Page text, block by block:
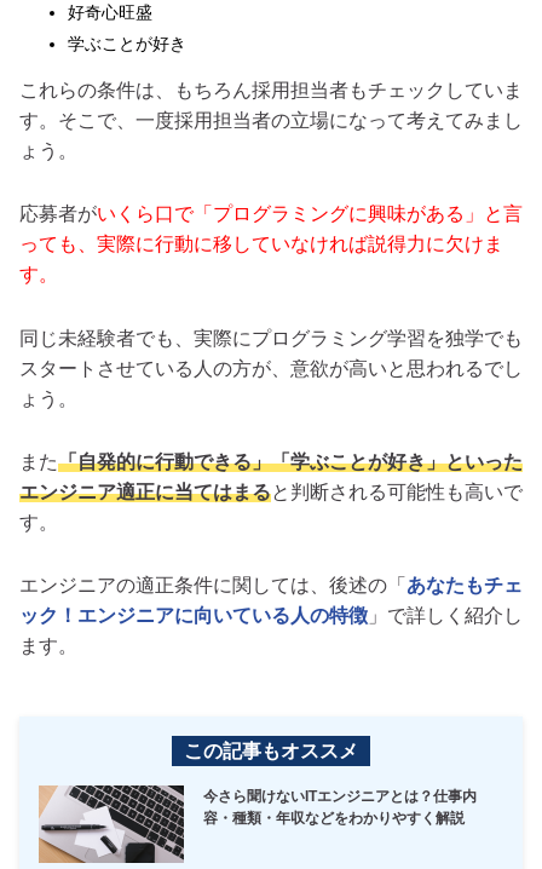
好奇心旺盛
学ぶことが好き
これらの条件は、もちろん採用担当者もチェックしていま
す。そこで、一度採用担当者の立場になって考えてみまし
ょう。
応募者がいくら口で「プログラミングに興味がある」と言
っても、実際に行動に移していなければ説得力に欠けま
す。
同じ未経験者でも、実際にプログラミング学習を独学でも
スタートさせている人の方が、意欲が高いと思われるでし
ょう。
また「自発的に行動できる」「学ぶことが好き」といった
エンジニア適正に当てはまると判断される可能性も高いで
す。
エンジニアの適正条件に関しては、後述の「 あなたもチェ
ック！エンジニアに向いている人の特徴 」で詳しく紹介し
ます。
この記事もオススメ
今さら聞けないITエンジニアとは？仕事内
容・種類・年収などをわかりやすく解説